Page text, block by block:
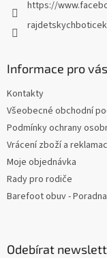
https://
rajdetskychboticek
Informace pro vás
Kontakty
Všeobecné obchodní
Podmínky ochrany
Vrácení zboží a
Moje objednávka
Rady pro rodiče
Barefoot obuv - Poradna
Odebírat